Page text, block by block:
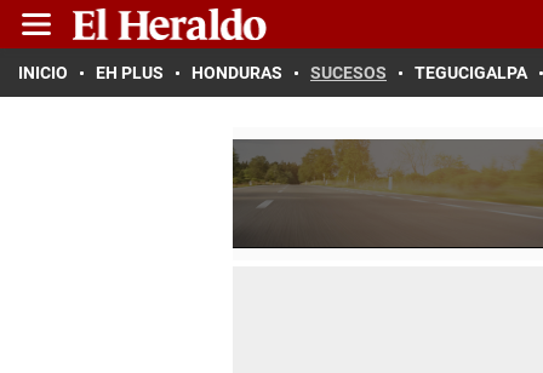
INICIO EH PLUS HONDURAS SUCESOS TEGUCIGALPA